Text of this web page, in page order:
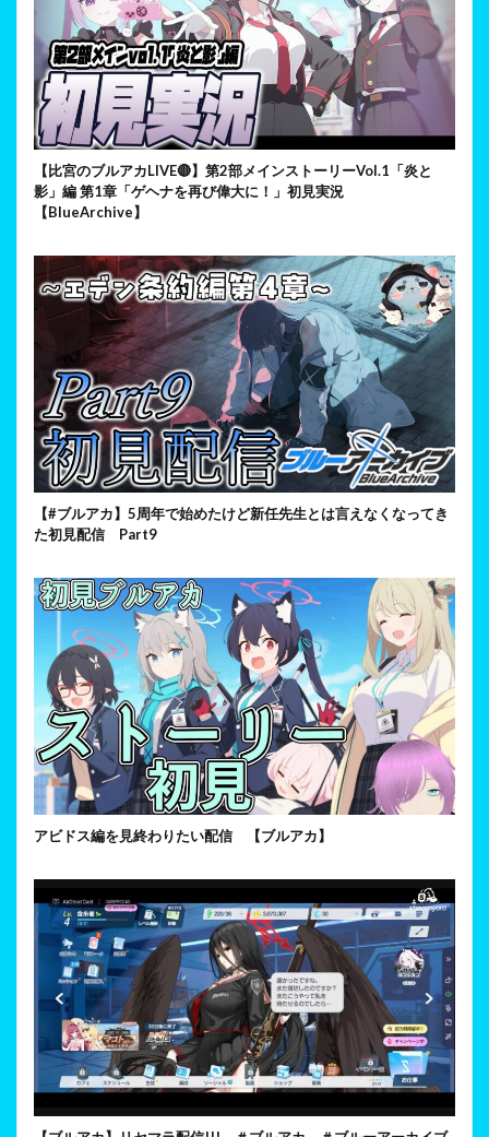
【比宮のブルアカLIVE🔴】第2部メインストーリーVol.1「炎と
影」編 第1章「ゲヘナを再び偉大に！」初見実況
【BlueArchive】
【#ブルアカ】5周年で始めたけど新任先生とは言えなくなってき
た初見配信 Part9
アビドス編を見終わりたい配信 【ブルアカ】